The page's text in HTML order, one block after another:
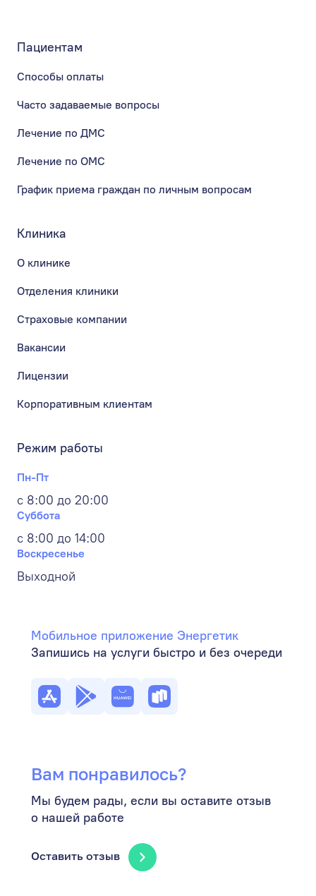
Пациентам
Способы оплаты
Часто задаваемые вопросы
Лечение по ДМС
Лечение по ОМС
График приема граждан по личным вопросам
Клиника
О клинике
Отделения клиники
Страховые компании
Вакансии
Лицензии
Корпоративным клиентам
Режим работы
Пн-Пт
с 8:00 до 20:00
Суббота
с 8:00 до 14:00
Воскресенье
Выходной
Мобильное приложение Энергетик
Запишись на услуги быстро и без очереди
Вам понравилось?
Мы будем рады, если вы оставите отзыв
о нашей работе
Оставить отзыв